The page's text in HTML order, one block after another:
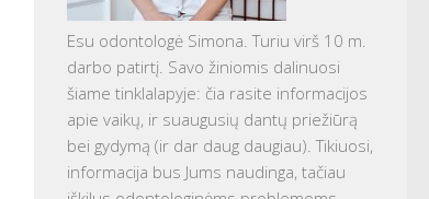
Esu odontologė Simona. Turiu virš 10 m.
darbo patirtį. Savo žiniomis dalinuosi
šiame tinklalapyje: čia rasite informacijos
apie vaikų, ir suaugusių dantų priežiūrą
bei gydymą (ir dar daug daugiau). Tikiuosi,
informacija bus Jums naudinga, tačiau